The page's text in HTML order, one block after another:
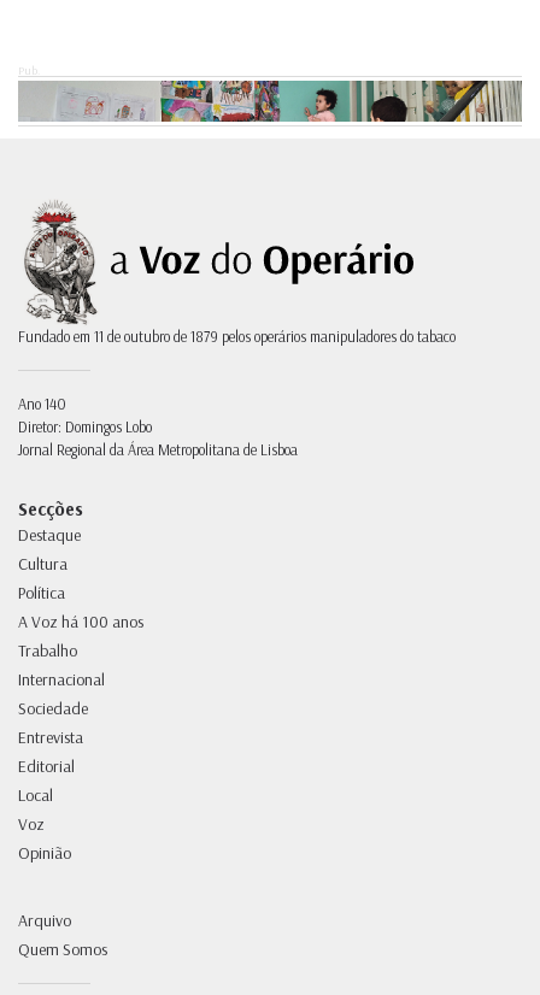
Pub.
Fundado em 11 de outubro de 1879 pelos operários manipuladores do tabaco
Ano 140
Diretor: Domingos Lobo
Jornal Regional da Área Metropolitana de Lisboa
Secções
Destaque
Cultura
Política
A Voz há 100 anos
Trabalho
Internacional
Sociedade
Entrevista
Editorial
Local
Voz
Opinião
Arquivo
Quem Somos